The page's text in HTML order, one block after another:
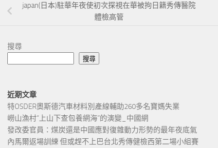
japan(日本)駐華年夜使初次探視在華被拘日籍秀傳醫院
體檢高管
搜尋
搜尋
近期文章
特OSDER奧斯德汽車材料別產線輔助260多名寶媽失業
嶗山漁村“上山下查包養網海”的演變_中國網
發改委官員：煤炭還是中國應對復雜動力形勢的最年夜底氣
內馬爾返場訓練 但或趕不上巴台北秀傳健檢西第二場小組賽